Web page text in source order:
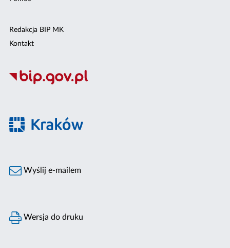
Redakcja BIP MK
Kontakt
Wyślij e-mailem
Wersja do druku